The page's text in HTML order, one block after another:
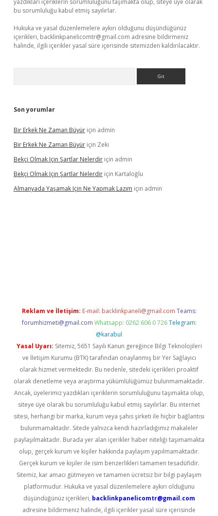
yazdıkları içeriklerin sorumluluğunu taşımakta olup, siteye üye olarak
bu sorumluluğu kabul etmiş sayılırlar.
Hukuka ve yasal düzenlemelere aykırı olduğunu düşündüğünüz
içerikleri, backlinkpanelicomtr@gmail.com adresine bildirmeniz
halinde, ilgili içerikler yasal süre içerisinde sitemizden kaldırılacaktır.
Son yorumlar
Bir Erkek Ne Zaman Büyür için admin
Bir Erkek Ne Zaman Büyür için Zeki
Bekçi Olmak Için Şartlar Nelerdir için admin
Bekçi Olmak Için Şartlar Nelerdir için Kartaloğlu
Almanyada Yaşamak Için Ne Yapmak Lazım için admin
Reklam ve İletişim: E-mail: backlinkpaneli@gmail.com Teams:
forumhizmeti@gmail.com Whatsapp: 0262 606 0 726 Telegram:
@karabul
Yasal Uyarı: Sitemiz, 5651 Sayılı Kanun gereğince Bilgi Teknolojileri
ve İletişim Kurumu (BTK) tarafından onaylanmış bir Yer Sağlayıcı
olarak hizmet vermektedir. Bu nedenle, sitedeki içerikleri proaktif
olarak denetleme veya araştırma yükümlülüğümüz bulunmamaktadır.
Ancak, üyelerimiz yazdıkları içeriklerin sorumluluğunu taşımakta olup,
siteye üye olarak bu sorumluluğu kabul etmiş sayılırlar. Bu internet
sitesi, herhangi bir marka, kurum veya şahıs şirketi ile hiçbir bağlantısı
bulunmamaktadır. Sitede yalnızca kendi hazırladığımız makaleler
paylaşılmaktadır. Burada yer alan içerikler haber niteliği taşımamakta
olup, gerçek kurum ve kişiler hakkında paylaşım yapılmamaktadır.
Gerçek kurum ve kişiler ile isim benzerlikleri tamamen tesadüfidir.
Sitemiz, kar amacı gütmeyen ve tamamen ücretsiz bir bilgi paylaşım
platformudur. Hukuka ve yasal düzenlemelere aykırı olduğunu
düşündüğünüz içerikleri, backlinkpanelicomtr@gmail.com
adresine bildirmeniz halinde, ilgili içerikler yasal süre içerisinde